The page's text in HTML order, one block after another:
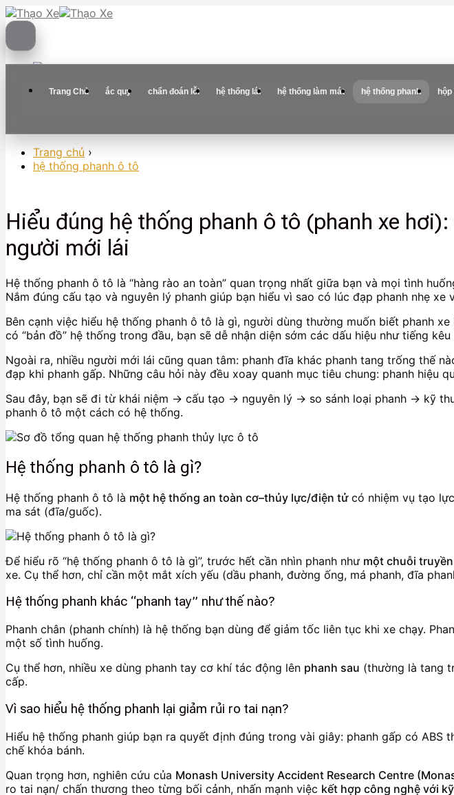
Skip
to
Trang Chủ ắc quy chẩn đoán lỗi hệ thống lái hệ thống làm mát hệ thống phanh
Trang chủ ›
hệ thống phanh ô tô
Hiểu đúng hệ thống phanh ô tô (phanh xe
người mới lái
Hệ thống phanh ô tô là “hàng rào an toàn” quan trọng nhất giữa bạn và mọi tình
Nắm đúng cấu tạo và nguyên lý phanh giúp bạn hiểu vì sao có lúc đạp phanh nhẹ
Bên cạnh việc hiểu hệ thống phanh ô tô là gì, người dùng thường muốn biết phanh
có “bản đồ” hệ thống trong đầu, bạn sẽ dễ nhận diện sớm các dấu hiệu như tiếng
Ngoài ra, nhiều người mới lái cũng quan tâm: phanh đĩa khác phanh tang trống thế
đạp khi phanh gấp. Những câu hỏi này đều xoay quanh mục tiêu chung: phanh hiệu
Sau đây, bạn sẽ đi từ khái niệm → cấu tạo → nguyên lý → so sánh loại phanh → kỹ
phanh ô tô một cách có hệ thống.
Hệ thống phanh ô tô là gì?
Hệ thống phanh ô tô là một hệ thống an toàn cơ–thủy lực/điện tửcó nhiệm vụ tạo
ma sát (đĩa/guốc).
Để hiểu rõ “hệ thống phanh ô tô là gì”, trước hết cần nhìn phanh như một chuỗi
xe. Cụ thể hơn, chỉ cần một mắt xích yếu (dầu phanh, đường ống, má phanh, đĩa
Hệ thống phanh khác “phanh tay” như thế nào?
Phanh chân (phanh chính) là hệ thống bạn dùng để giảm tốc liên tục khi xe chạy.
một số tình huống.
Cụ thể hơn, nhiều xe dùng phanh tay cơ khí tác động lên phanh sau (thường là tang
cấp.
Vì sao hiểu hệ thống phanh lại giảm rủi ro tai nạn?
Hiểu hệ thống phanh giúp bạn ra quyết định đúng trong vài giây: phanh gấp có ABS
chế khóa bánh.
Quan trọng hơn, nghiên cứu của Monash University Accident Research Centre
ro tai nạn/ chấn thương theo từng bối cảnh, nhấn mạnh việc kết hợp công nghệ với